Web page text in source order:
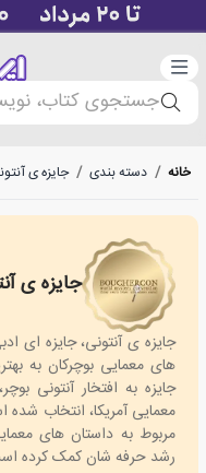
دسته‌بندی
جستجوی کتاب،
خانه / دسته بندی / جایزه ی
جایزه ی
Award
های معمایی بوچرکان به
جایزه به افتخار آنتونی
معمایی آمریکا، انتخاب
مربوط به داستان های
رشد حرفه شان کمک کرده